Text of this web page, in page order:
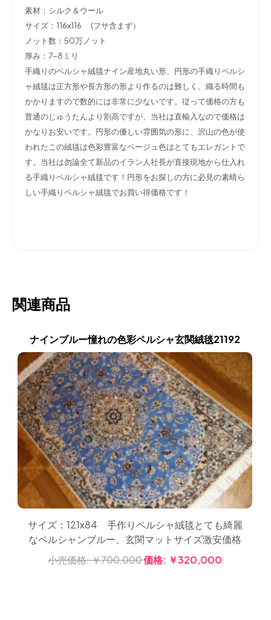
素材：シルク＆ウール
サイズ：116x116 (フサ含まず）
ノット数：50万ノット
厚み：7-8ミリ
手織りのペルシャ絨毯ナイン産地丸い形、円形の手織りペルシ
ャ絨毯は正方形や長方形の形より作るのは難しく、織る時間も
かかりますので数的には非常に少ないです。従って価格の方も
普通のじゅうたんより割高ですが、当社は直輸入なので価格は
かなりお安いです。円形の優しい雰囲気の形に、沢山の色が使
われたこの絨毯は色彩豊富なベージュ色はとてもエレガントで
す。当社は勿論全て新品のイラン人社長が直接現地から仕入れ
る手織りペルシャ絨毯です！円形をお探しの方に必見の素晴ら
しい手織りペルシャ絨毯でお買い得価格です！
関連商品
ナインブルー憧れの色彩ペルシャ玄関絨毯21192
サイズ：121x84 手作りペルシャ絨毯とても綺麗
なペルシャンブルー、玄関マットサイズ激安価格
小売価格:￥700,000価格: ￥320,000